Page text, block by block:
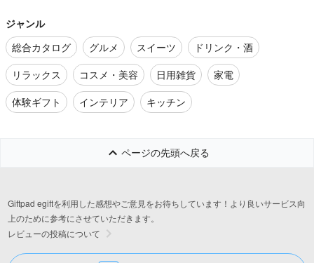
ジャンル
総合カタログ
グルメ スイーツ
ドリンク・酒
リラックス
コスメ・美容 日用雑貨
家電
体験ギフト
インテリア キッチン
ページの先頭へ戻る
Giftpad egiftを利用した感想やご意見をお待ちしています！より良いサービス向
上のために参考にさせていただきます。
レビューの投稿について